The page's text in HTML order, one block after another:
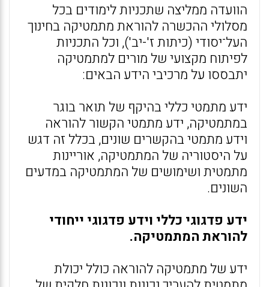
הוועדה ממליצה שתכניות לימודים בכל
מסלולי ההכשרה להוראת מתמטיקה בחינוך
העל־יסודי (כיתות ז'-יב'), וכל התכניות
לפיתוח מקצועי של מורים למתמטיקה
יתבססו על מרכיבי הידע הבאים:
ידע מתמטי כללי בהיקף של תואר בוגר
במתמטיקה, ידע מתמטי הקשור להוראה
וידע מתמטי בהקשרים שונים, בכלל זה דגש
על היסטוריה של המתמטיקה, אוריינות
מתמטית ושימושים של המתמטיקה במדעים
השונים.
ידע פדגוגי כללי וידע פדגוגי ייחודי
להוראת המתמטיקה.
ידע של מתמטיקה להוראה כולל יכולת